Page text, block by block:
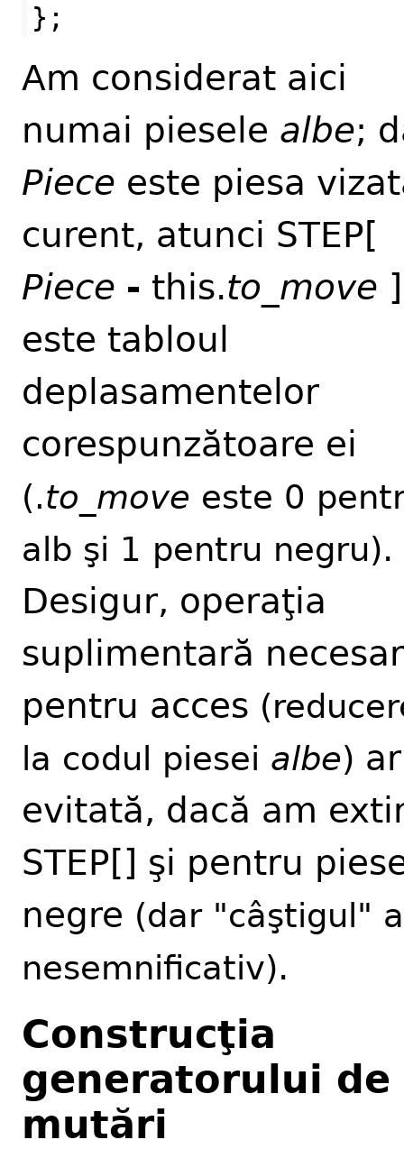
};
Am considerat aici
numai piesele albe;
Piece este piesa
curent, atunci STEP[
Piece - this.to_move ]
este tabloul
deplasamentelor
corespunzătoare ei
(.to_move este 0
alb şi 1 pentru negru).
Desigur, operaţia
suplimentară
pentru acces
la codul piesei albe)
evitată, dacă am
STEP[] şi pentru
negre (dar "câştigul"
nesemnificativ).
Construcţia
generatorului de
mutări